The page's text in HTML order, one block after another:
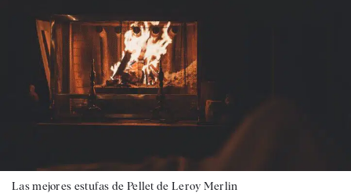
Las mejores estufas de Pellet de Leroy Merlin